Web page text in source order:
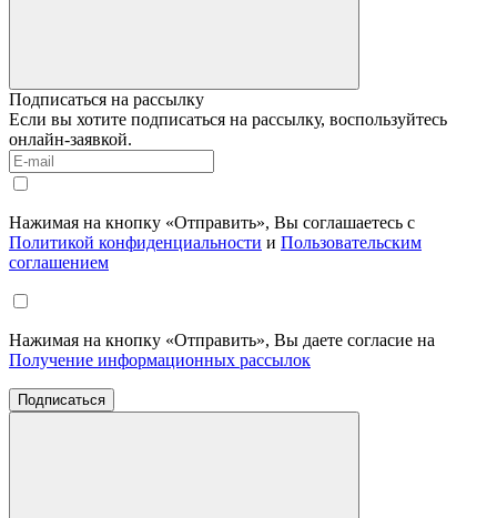
Подписаться на рассылку
Если вы хотите подписаться на рассылку, воспользуйтесь
онлайн-заявкой.
Нажимая на кнопку «Отправить», Вы соглашаетесь с
Политикой конфиденциальности и Пользовательским
соглашением
Нажимая на кнопку «Отправить», Вы даете согласие на
Получение информационных рассылок
Подписаться